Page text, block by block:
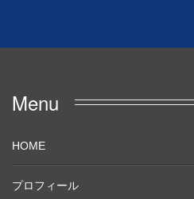
Menu
HOME
プロフィール